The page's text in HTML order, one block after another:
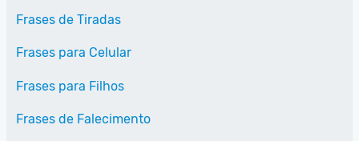
Frases de Tiradas
Frases para Celular
Frases para Filhos
Frases de Falecimento